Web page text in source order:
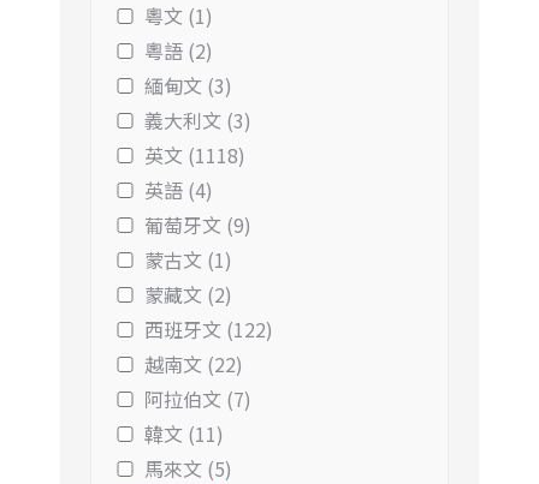
粵文 (1)
粵語 (2)
緬甸文 (3)
義大利文 (3)
英文 (1118)
英語 (4)
葡萄牙文 (9)
蒙古文 (1)
蒙藏文 (2)
西班牙文 (122)
越南文 (22)
阿拉伯文 (7)
韓文 (11)
馬來文 (5)